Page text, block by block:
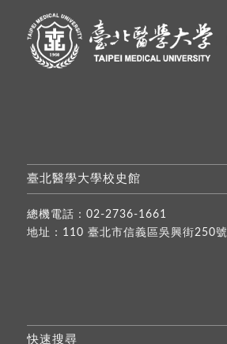
臺北醫學大學校史館
總機電話： 02-2736-1661
地址：110 臺北市信義區吳興街250號
快速搜尋